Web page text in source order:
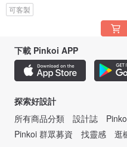
可客製
下載 Pinkoi APP
探索好設計
所有商品分類
設計誌
Pinkoi 群眾募資
找靈感 逛